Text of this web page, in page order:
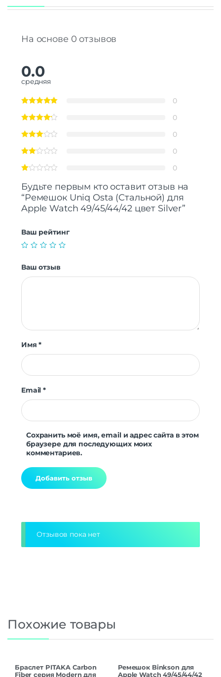
На основе 0 отзывов
0.0
средняя
0
0
0
0
0
Будьте первым кто оставит отзыв на
“Ремешок Uniq Osta (Стальной) для
Apple Watch 49/45/44/42 цвет Silver”
Ваш рейтинг
Ваш отзыв
Имя*
Email*
Сохранить моё имя, email и адрес сайта в этом
браузере для последующих моих
комментариев.
Отзывов пока нет
Похожие товары
Браслет PITAKA Carbon
Fiber серия Modern для
Ремешок Binkson для
Apple Watch 49/45/44/42